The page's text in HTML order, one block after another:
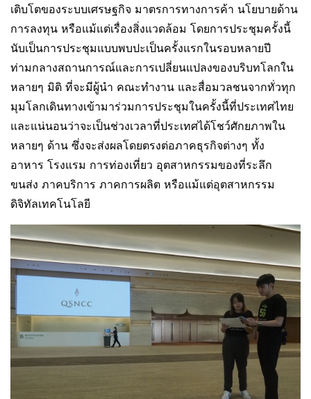
เติบโตของระบบเศรษฐกิจ มาตรการทางการค้า นโยบายด้าน
การลงทุน หรือแม้แต่เรื่องสิ่งแวดล้อม โดยการประชุมครั้งนี้
นับเป็นการประชุมแบบพบปะเป็นครั้งแรกในรอบหลายปี
ท่ามกลางสถานการณ์และการเปลี่ยนแปลงของบริบทโลกใน
หลายๆ มิติ ที่จะมีผู้นำ คณะทำงาน และสื่อมวลชนจากทั่วทุก
มุมโลกเดินทางเข้ามาร่วมการประชุมในครั้งนี้ที่ประเทศไทย
และแน่นอนว่าจะเป็นช่วงเวลาที่ประเทศได้โชว์ศักยภาพใน
หลายๆ ด้าน ซึ่งจะส่งผลโดยตรงต่อภาคธุรกิจต่างๆ ทั้ง
อาหาร โรงแรม การท่องเที่ยว อุตสาหกรรมของที่ระลึก
ขนส่ง ภาคบริการ ภาคการผลิต หรือแม้แต่อุตสาหกรรม
ดิจิทัลเทคโนโลยี